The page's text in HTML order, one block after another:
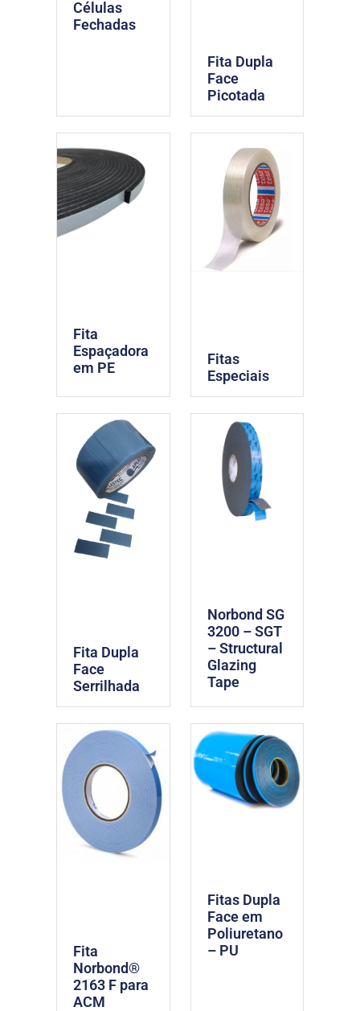
Células
Fechadas
Fita Dupla
Face
Picotada
Fita
Espaçadora
em PE
Fitas
Especiais
Fita Dupla
Face
Serrilhada
Norbond SG
3200 – SGT
– Structural
Glazing
Tape
Fita
Norbond®
2163 F para
ACM
Fitas Dupla
Face em
Poliuretano
– PU